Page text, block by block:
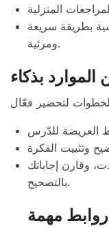
بطريقة سريعة
ومرئية.
الموارد بذكاء
وقارن إجاباتك
بالتصحيح.
روابط مهمة